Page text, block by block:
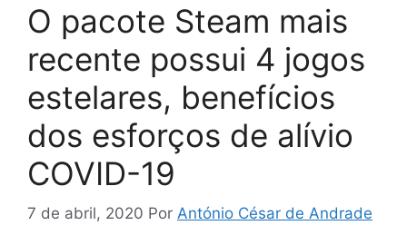
O pacote Steam mais
recente possui 4 jogos
estelares, benefícios
dos esforços de alívio
COVID-19
7 de abril, 2020 Por António César de Andrade